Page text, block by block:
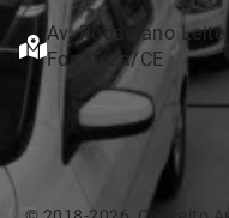
Av. Rogaciano
Fortaleza/CE